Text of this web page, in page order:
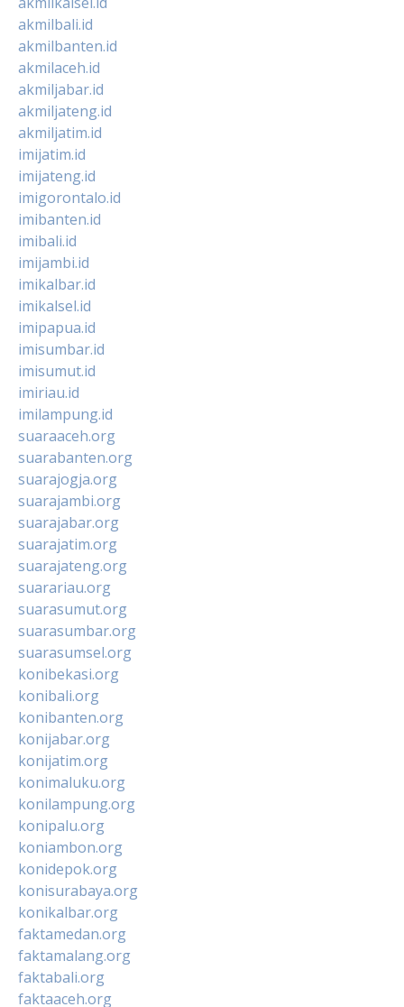
akmilbali.id
akmilbanten.id
akmilaceh.id
akmiljabar.id
akmiljateng.id
akmiljatim.id
imijatim.id
imijateng.id
imigorontalo.id
imibanten.id
imibali.id
imijambi.id
imikalbar.id
imikalsel.id
imipapua.id
imisumbar.id
imisumut.id
imiriau.id
imilampung.id
suaraaceh.org
suarabanten.org
suarajogja.org
suarajambi.org
suarajabar.org
suarajatim.org
suarajateng.org
suarariau.org
suarasumut.org
suarasumbar.org
suarasumsel.org
konibekasi.org
konibali.org
konibanten.org
konijabar.org
konijatim.org
konimaluku.org
konilampung.org
konipalu.org
koniambon.org
konidepok.org
konisurabaya.org
konikalbar.org
faktamedan.org
faktamalang.org
faktabali.org
faktaaceh.org